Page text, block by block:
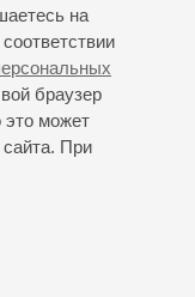
на
браузер
это может
При
-
с оркестром;
кантата на
поэзии для